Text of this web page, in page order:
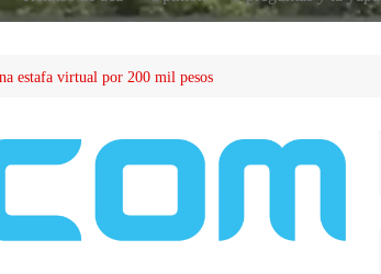
estafa virtual por 200 mil pesos